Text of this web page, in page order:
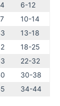
6-12
10-14
13-18
18-25
22-32
30-38
34-44